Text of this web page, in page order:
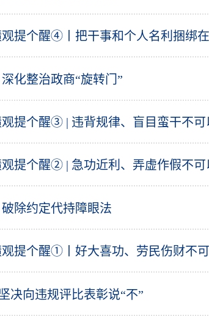
提个醒④丨把干事和个人名利捆绑
化整治政商“旋转门”
提个醒③ | 违背规律、盲目蛮干不可
提个醒② | 急功近利、弄虚作假不可
除约定代持障眼法
提个醒①丨好大喜功、劳民伤财不
决向违规评比表彰说“不”